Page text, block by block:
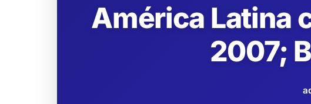
América Latina
2007;